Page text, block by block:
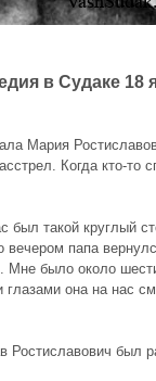
в Судaке 18
Мария
Когда кто-то
такой круглый
вечером папа
Мне было около
она на нас
Ростиславович был